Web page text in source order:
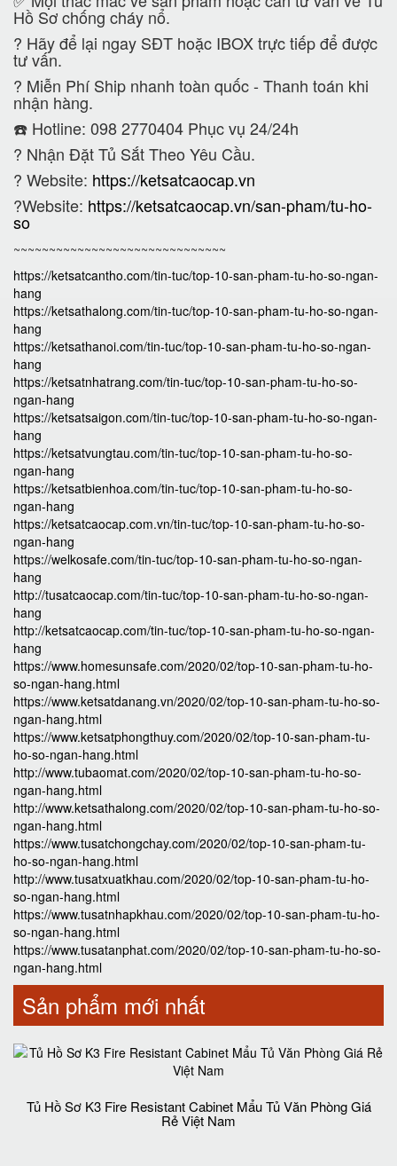
Hồ Sơ chống cháy nổ.
? Hãy để lại ngay SĐT hoặc IBOX trực tiếp để được
tư vấn.
? Miễn Phí Ship nhanh toàn quốc - Thanh toán khi
nhận hàng.
☎️ Hotline: 098 2770404 Phục vụ 24/24h
? Nhận Đặt Tủ Sắt Theo Yêu Cầu.
? Website: https://ketsatcaocap.vn
?Website: https://ketsatcaocap.vn/san-pham/tu-ho-
so
~~~~~~~~~~~~~~~~~~~~~~~~~~~~~~
https://ketsatcantho.com/tin-tuc/top-10-san-pham-tu-ho-so-ngan-
hang
https://ketsathalong.com/tin-tuc/top-10-san-pham-tu-ho-so-ngan-
hang
https://ketsathanoi.com/tin-tuc/top-10-san-pham-tu-ho-so-ngan-
hang
https://ketsatnhatrang.com/tin-tuc/top-10-san-pham-tu-ho-so-
ngan-hang
https://ketsatsaigon.com/tin-tuc/top-10-san-pham-tu-ho-so-ngan-
hang
https://ketsatvungtau.com/tin-tuc/top-10-san-pham-tu-ho-so-
ngan-hang
https://ketsatbienhoa.com/tin-tuc/top-10-san-pham-tu-ho-so-
ngan-hang
https://ketsatcaocap.com.vn/tin-tuc/top-10-san-pham-tu-ho-so-
ngan-hang
https://welkosafe.com/tin-tuc/top-10-san-pham-tu-ho-so-ngan-
hang
http://tusatcaocap.com/tin-tuc/top-10-san-pham-tu-ho-so-ngan-
hang
http://ketsatcaocap.com/tin-tuc/top-10-san-pham-tu-ho-so-ngan-
hang
https://www.homesunsafe.com/2020/02/top-10-san-pham-tu-ho-
so-ngan-hang.html
https://www.ketsatdanang.vn/2020/02/top-10-san-pham-tu-ho-so-
ngan-hang.html
https://www.ketsatphongthuy.com/2020/02/top-10-san-pham-tu-
ho-so-ngan-hang.html
http://www.tubaomat.com/2020/02/top-10-san-pham-tu-ho-so-
ngan-hang.html
http://www.ketsathalong.com/2020/02/top-10-san-pham-tu-ho-so-
ngan-hang.html
https://www.tusatchongchay.com/2020/02/top-10-san-pham-tu-
ho-so-ngan-hang.html
http://www.tusatxuatkhau.com/2020/02/top-10-san-pham-tu-ho-
so-ngan-hang.html
https://www.tusatnhapkhau.com/2020/02/top-10-san-pham-tu-ho-
so-ngan-hang.html
https://www.tusatanphat.com/2020/02/top-10-san-pham-tu-ho-so-
ngan-hang.html
Sản phẩm mới nhất
Tủ Hồ Sơ K3 Fire Resistant Cabinet Mẩu Tủ Văn Phòng Giá
Rẻ Việt Nam